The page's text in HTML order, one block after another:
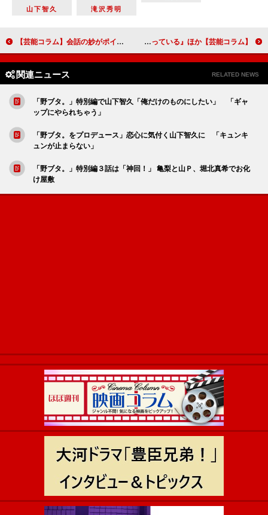
山下智久
滝沢秀明
【芸能コラム】会話の妙がポイント！ 役者と脚本家の技が光るリモートドラマ 【芸能コラム】生きづらい時代に光るしなやかさとたくましさ 松本穂香『君が世界のはじまり』『わたしは光をにぎっている』ほか
関連ニュース RELATED NEWS
「野ブタ。」特別編で山下智久「俺だけのものにしたい」 「ギャ
ップにやられちゃう」
「野ブタ。をプロデュース」恋心に気付く山下智久に 「キュンキ
ュンが止まらない」
「野ブタ。」特別編３話は「神回！」 亀梨と山Ｐ、堀北真希でお化
け屋敷